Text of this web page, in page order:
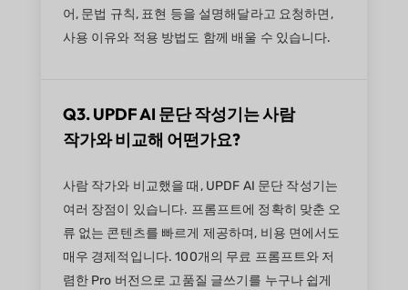
어, 문법 규칙, 표현 등을 설명해달라고 요청하면,
사용 이유와 적용 방법도 함께 배울 수 있습니다.
Q3. UPDF AI 문단 작성기는 사람
작가와 비교해 어떤가요?
사람 작가와 비교했을 때, UPDF AI 문단 작성기는
여러 장점이 있습니다. 프롬프트에 정확히 맞춘 오
류 없는 콘텐츠를 빠르게 제공하며, 비용 면에서도
매우 경제적입니다. 100개의 무료 프롬프트와 저
렴한 Pro 버전으로 고품질 글쓰기를 누구나 쉽게